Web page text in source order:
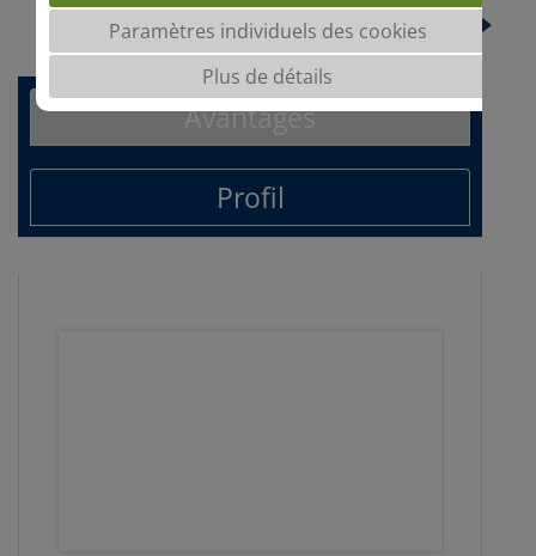
SCOTTY
Avantages
Profil
Paramètres individuels des cookies
Plus de détails